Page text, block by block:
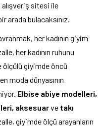
sitesi ile
arada bulacaksınız.
her kadının giyim
her kadının ruhunu
ölçülü giyimde öncü
moda dünyasının
Elbise abiye modelleri,
aksesuarve takı
giyimde ölçü arayanların